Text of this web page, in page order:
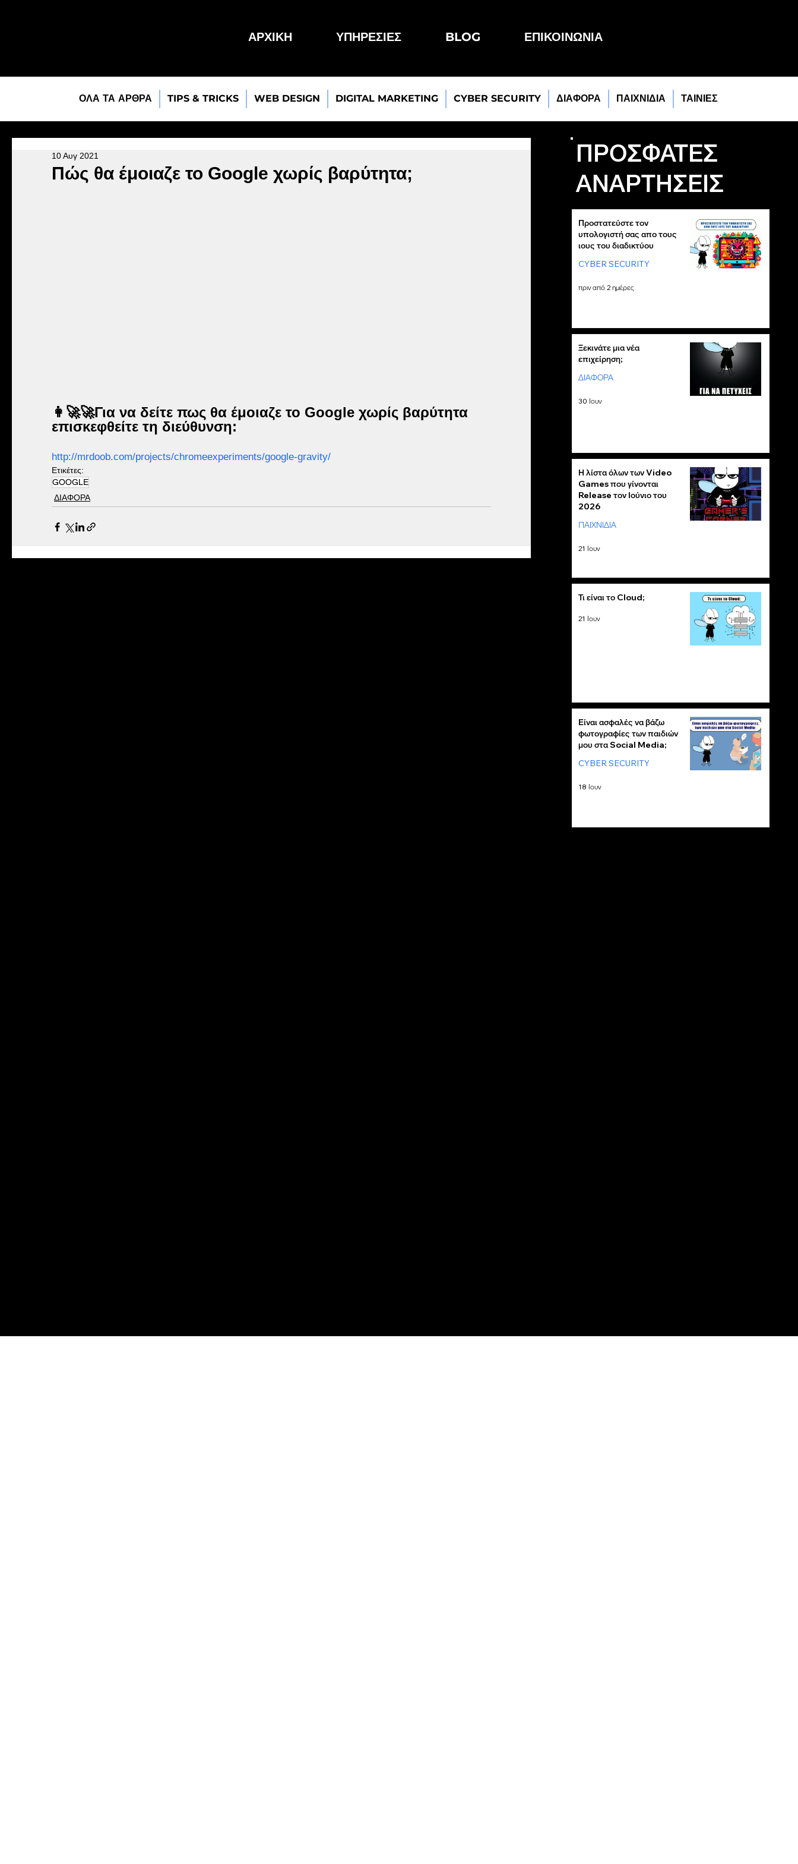
ΑΡΧΙΚΗ ΥΠΗΡΕΣΙΕΣ BLOG ΕΠΙΚΟΙΝΩΝΙΑ
ΟΛΑ ΤΑ ΑΡΘΡΑ TIPS & TRICKS WEB DESIGN DIGITAL MARKETING CYBER SECURITY ΔΙΑΦΟΡΑ ΠΑΙΧΝΙΔΙΑ ΤΑΙΝΙΕΣ
Πώς θα έμοιαζε το Google χωρίς βαρύτητα;
10 Αυγ 2021
👩‍🚀🚀Για να δείτε πως θα έμοιαζε το Google χωρίς βαρύτητα
επισκεφθείτε τη διεύθυνση:
http://mrdoob.com/projects/chromeexperiments/google-gravity/
Ετικέτες:
GOOGLE
ΔΙΑΦΟΡΑ
ΠΡΟΣΦΑΤΕΣ
ΑΝΑΡΤΗΣΕΙΣ
Προστατεύστε τον
υπολογιστή σας απο τους
ιους του διαδικτύου
CYBER SECURITY
πριν από 2 ημέρες
Ξεκινάτε μια νέα
επιχείρηση;
ΔΙΑΦΟΡΑ
30 Ιουν
Η λίστα όλων των Video
Games που γίνονται
Release τον Ιούνιο του
2026
ΠΑΙΧΝΙΔΙΑ
21 Ιουν
Τι είναι το Cloud;
21 Ιουν
Είναι ασφαλές να βάζω
φωτογραφίες των παιδιών
μου στα Social Media;
CYBER SECURITY
18 Ιουν